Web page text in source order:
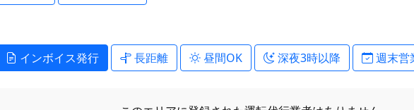
インボイス発行 長距離 昼間OK 深夜3時以降 週末営